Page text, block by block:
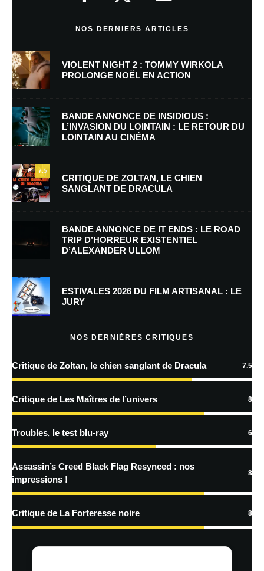
Nom*
E-mail*
Enregistrer mon nom, mon e-mail et mon site dans le navigateur pour
Prévenez-moi de tous les nouveaux commentaires par e-mail.
Prévenez-moi de tous les nouveaux articles par e-mail.
En savoir
traitées
NOS DERNIERS ARTICLES
VIOLENT NIGHT 2 : TOMMY WIRKOLA
PROLONGE NOËL EN ACTION
BANDE ANNONCE DE INSIDIOUS :
L’INVASION DU LOINTAIN : LE RETOUR DU
LOINTAIN AU CINÉMA
7.5
CRITIQUE DE ZOLTAN, LE CHIEN
SANGLANT DE DRACULA
BANDE ANNONCE DE IT ENDS : LE ROAD
TRIP D’HORREUR EXISTENTIEL
D’ALEXANDER ULLOM
ESTIVALES 2026 DU FILM ARTISANAL : LE
JURY
NOS DERNIÈRES CRITIQUES
Critique de Zoltan, le chien sanglant de Dracula 7.5
Critique de Les Maîtres de l’univers 8
Troubles, le test blu-ray 6
Assassin’s Creed Black Flag Resynced : nos
impressions !
8
Critique de La Forteresse noire 8